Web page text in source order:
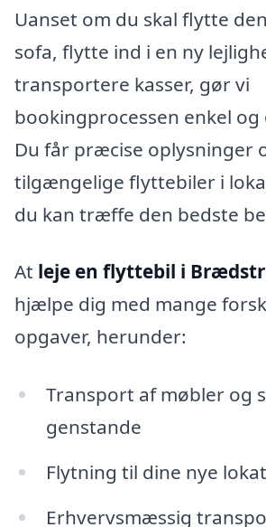
Uanset om du skal flytte
sofa, flytte ind i en ny
transportere kasser, gør vi
bookingprocessen enkel og
Du får præcise oplysninger
tilgængelige flyttebiler i
du kan træffe den bedste
At leje en flyttebil i
hjælpe dig med mange
opgaver, herunder:
Transport af møbler og
genstande
Flytning til dine nye
Erhvervsmæssig